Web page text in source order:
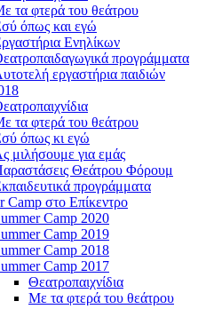
τα φτερά του θεάτρου
όπως και εγώ
Ενηλίκων
προγράμματα
εργαστήρια παιδιών
τα φτερά του θεάτρου
όπως κι εγώ
μιλήσουμε για εμάς
Θεάτρου Φόρουμ
προγράμματα
Camp στο Επίκεντρο
Camp 2020
Camp 2019
Camp 2018
Camp 2017
Θεατροπαιχνίδια
Με τα φτερά του θεάτρου